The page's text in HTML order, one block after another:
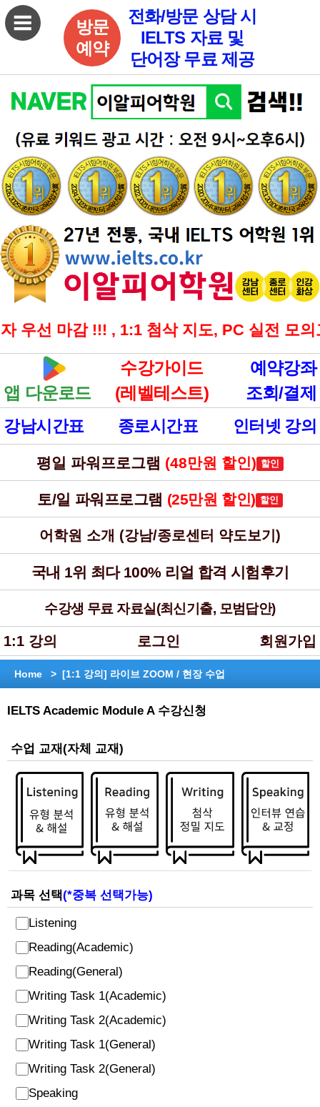
방문
예약
전화/방문 상담 시
IELTS 자료 및
단어장 무료 제공
감 !!! , 1:1 첨삭 지도, PC 실전 모의고사
앱 다운로드
수강가이드
(레벨테스트)
예약강좌
조회/결제
강남시간표
종로시간표 인터넷 강의
평일 파워프로그램 (48만원 할인)
토/일 파워프로그램 (25만원 할인)
어학원 소개 (강남/종로센터 약도보기)
국내 1위 최다 100% 리얼 합격 시험후기
수강생 무료 자료실(최신기출, 모범답안)
1:1 강의 로그인 회원가입
Home > [1:1 강의] 라이브 ZOOM / 현장 수업
IELTS Academic Module A 수강신청
수업 교재(자체 교재)
과목 선택(*중복 선택가능)
Listening
Reading(Academic)
Reading(General)
Writing Task 1(Academic)
Writing Task 2(Academic)
Writing Task 1(General)
Writing Task 2(General)
Speaking